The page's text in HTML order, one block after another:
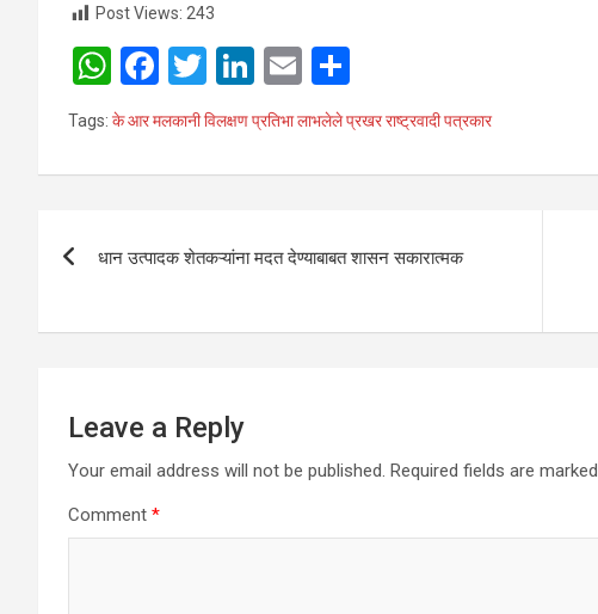
Post Views: 243
W
h
at
s
p
F
ce
b
o
T
wi
tt
er
Li
n
ke
dI
E
m
ail ar
e
Tags: के आर मलकानी विलक्षण प्रतिभा लाभलेले प्रखर राष्ट्रवादी पत्रकार
धान उत्पादक शेतकऱ्यांना मदत देण्याबाबत शासन सकारात्मक
Leave a Reply
Your email address will not be published. Required fields are marked
Comment *